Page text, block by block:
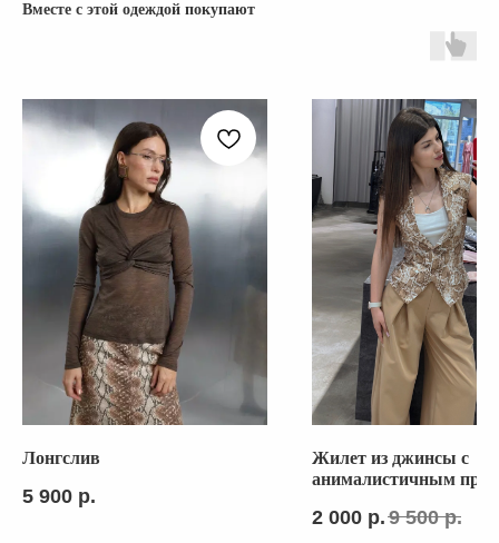
Вместе с этой одеждой покупают
Лонгслив
5 900 р.
Жилет из джинсы с
анималистичным
2 000 р. 9 500 р.
КОРСЕТЫ
ГОЛОВНЫЕ УБОРЫ
ВЕРХНЯЯ ОДЕЖДА
СВИТШОТЫ И ХУДИ
СВИТЕРА И ДЖЕМПЕРА
конфиденциальности
ПРОГРАММА ЛОЯЛЬНОСТИ
ПЛАТЬЯ И ЮБКИ
РУБАШКИ И БЛУЗЫ
БРЮКИ И ДЖИНСЫ
ЖАКЕТЫ И ЖИЛЕТЫ
SPORT COLLECTION
CRUISE COLLECTION
ВЕСЬ КАТАЛОГ
ПОКУПАТЕЛЯМ